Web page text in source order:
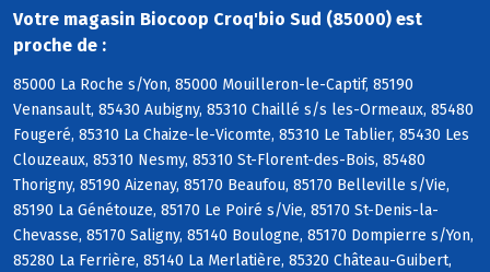
Votre magasin Biocoop Croq'bio Sud (85000) est
proche de :
85000 La Roche s/Yon, 85000 Mouilleron-le-Captif, 85190
Venansault, 85430 Aubigny, 85310 Chaillé s/s les-Ormeaux, 85480
Fougeré, 85310 La Chaize-le-Vicomte, 85310 Le Tablier, 85430 Les
Clouzeaux, 85310 Nesmy, 85310 St-Florent-des-Bois, 85480
Thorigny, 85190 Aizenay, 85170 Beaufou, 85170 Belleville s/Vie,
85190 La Génétouze, 85170 Le Poiré s/Vie, 85170 St-Denis-la-
Chevasse, 85170 Saligny, 85140 Boulogne, 85170 Dompierre s/Yon,
85280 La Ferrière, 85140 La Merlatière, 85320 Château-Guibert,